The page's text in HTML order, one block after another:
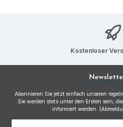
Kostenloser
Abonnieren Sie jetzt einfach unseren
Sie werden stets unter den Ersten sein,
informiert werden.